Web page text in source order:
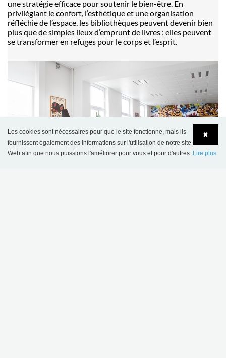
une stratégie efficace pour soutenir le bien-être. En
privilégiant le confort, l’esthétique et une organisation
réfléchie de l’espace, les bibliothèques peuvent devenir bien
plus que de simples lieux d’emprunt de livres ; elles peuvent
se transformer en refuges pour le corps et l’esprit.
✖
Les cookies sont nécessaires pour que le site fonctionne, mais ils
fournissent également des informations sur l'utilisation de notre site
Web afin que nous puissions l'améliorer pour vous et pour d'autres. Lire plus